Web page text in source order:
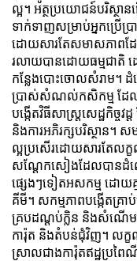
ល្អ។ អត្ថប្រយោជន៍បរិស្ថាន
ទាក់ទាញសម្រាប់អ្នកប្រើ
ដោយសារតែសមាសភាពដ
រលាយបានដោយធម្មជាតិ
កន្លែងបោះចោលសំរាម។ ដំ
ប្រាស់សំណល់កសិកម្ម ដែល
បង្កើតវិធីសាស្ត្រសេដ្ឋកិច្
និងការអភិរក្សបរិស្ថាន។
ល្អប្រសើរដោយសារតែលក្
សណ្តែកសៀងដែលបានដំណើ
ផ្សេងៗទៀតអសកម្ម ដោយគ្ម
គីមី។ សកម្មភាពបង្កើតគ្រ
គ្របដណ្តប់ក្លិន និងសំណើម
ការ៉ុត និងតំបន់ជុំវិញ។ លក្
ស្រាលជាងការ៉ុតឥដ្ឋប្រពៃ